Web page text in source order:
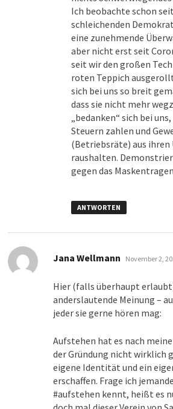
Ich beobachte schon
schleichenden
eine zunehmende
aber nicht erst seit
seit wir den großen
roten Teppich
sich bei uns so breit
dass sie nicht mehr
„bedanken“ sich bei
Steuern zahlen und
(Betriebsräte) aus
raushalten.
gegen das
ANTWORTEN
Jana Wellmann sagt:
November 2,
Hier (falls überhaupt
anderslautende Meinung –
jeder sie gerne hören mag:
Aufstehen hat es nach
der Gründung nicht wirklich
eigene Identität und ein
erschaffen. Frage ich
#aufstehen kennt, heißt es